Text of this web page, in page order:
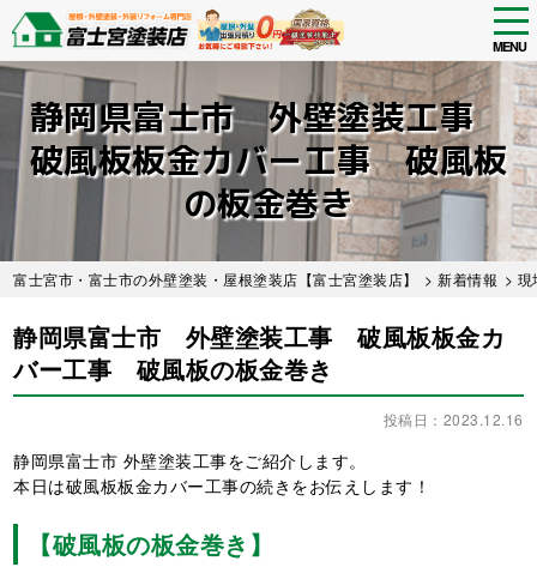
Skip
to
main
content
MENU
静岡県富士市 外壁塗装工事
破風板板金カバー工事 破風板
の板金巻き
富士宮市・富士市の外壁塗装・屋根塗装店【富士宮塗装店】 >新着情報 > 現
静岡県富士市 外壁塗装工事 破風板板金カ
バー工事 破風板の板金巻き
投稿日：2023.12.16
静岡県富士市 外壁塗装工事をご紹介します。
本日は破風板板金カバー工事の続きをお伝えします！
【破風板の板金巻き】